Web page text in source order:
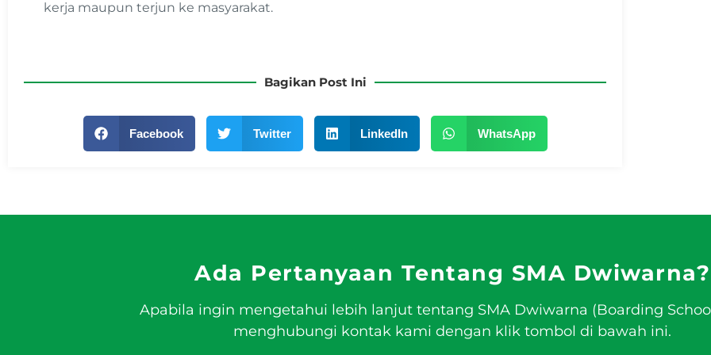
kerja maupun terjun ke masyarakat.
Bagikan Post Ini
Facebook Twitter LinkedIn WhatsApp
Ada Pertanyaan Tentang SMA Dwiwarna?
Apabila ingin mengetahui lebih lanjut tentang SMA Dwiwarna (Boarding
menghubungi kontak kami dengan klik tombol di bawah ini.